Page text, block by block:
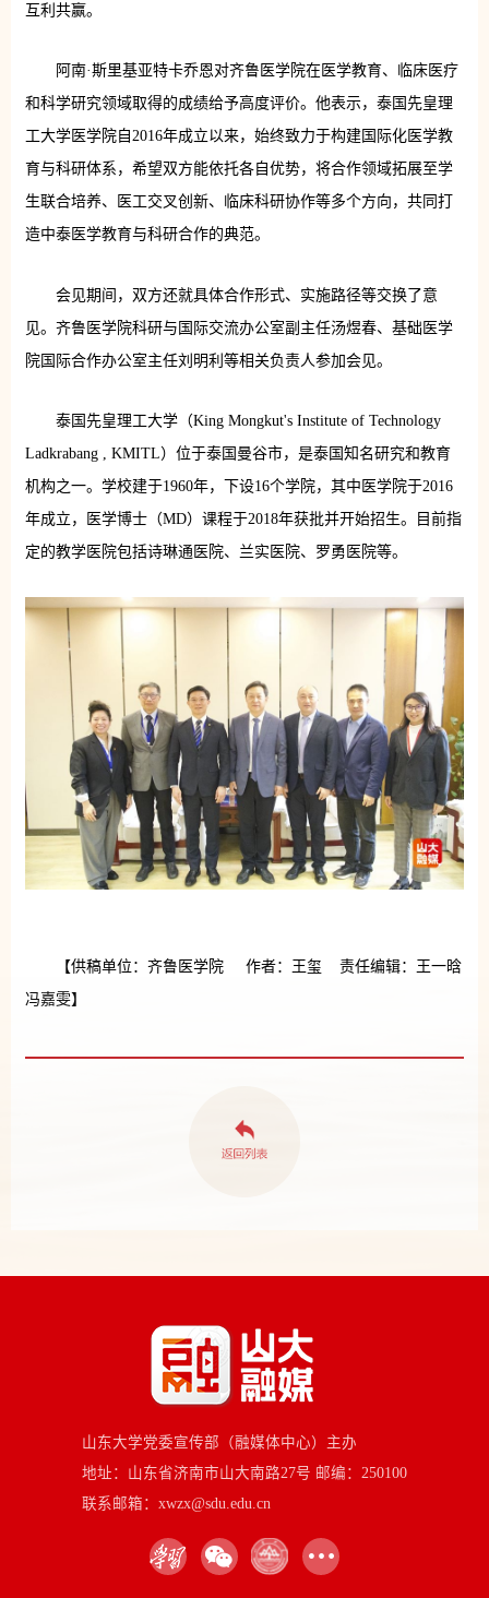
互利共赢。
阿南·斯里基亚特卡乔恩对齐鲁医学院在医学教育、临床医疗
和科学研究领域取得的成绩给予高度评价。他表示，泰国先皇理
工大学医学院自2016年成立以来，始终致力于构建国际化医学教
育与科研体系，希望双方能依托各自优势，将合作领域拓展至学
生联合培养、医工交叉创新、临床科研协作等多个方向，共同打
造中泰医学教育与科研合作的典范。
会见期间，双方还就具体合作形式、实施路径等交换了意
见。齐鲁医学院科研与国际交流办公室副主任汤煜春、基础医学
院国际合作办公室主任刘明利等相关负责人参加会见。
泰国先皇理工大学（King Mongkut's Institute of Technology
Ladkrabang , KMITL）位于泰国曼谷市，是泰国知名研究和教育
机构之一。学校建于1960年，下设16个学院，其中医学院于2016
年成立，医学博士（MD）课程于2018年获批并开始招生。目前指
定的教学医院包括诗琳通医院、兰实医院、罗勇医院等。
【供稿单位：齐鲁医学院 作者：王玺 责任编辑：王一晗
冯嘉雯】
山东大学党委宣传部（融媒体中心）主办
地址：山东省济南市山大南路27号 邮编：250100
联系邮箱：xwzx@sdu.edu.cn